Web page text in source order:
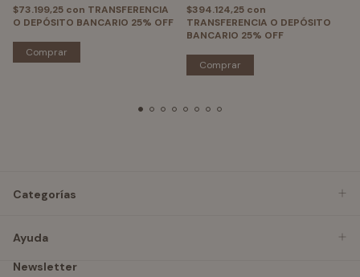
$73.199,25 con TRANSFERENCIA
O DEPÓSITO BANCARIO 25% OFF
Comprar
$394.124,25 con
TRANSFERENCIA O DEPÓSITO
BANCARIO 25% OFF
Comprar
Categorías
Ayuda
Newsletter